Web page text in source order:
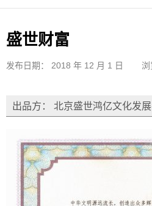
学会简介
章程制度
领导成员
理事名单
专家委员会
学术专家
学会会标
学会年鉴 学会动态
文物要闻
盛世财富
发布日期： 2018 年 12 月 1 日
出品方： 北京盛世鸿亿文化发